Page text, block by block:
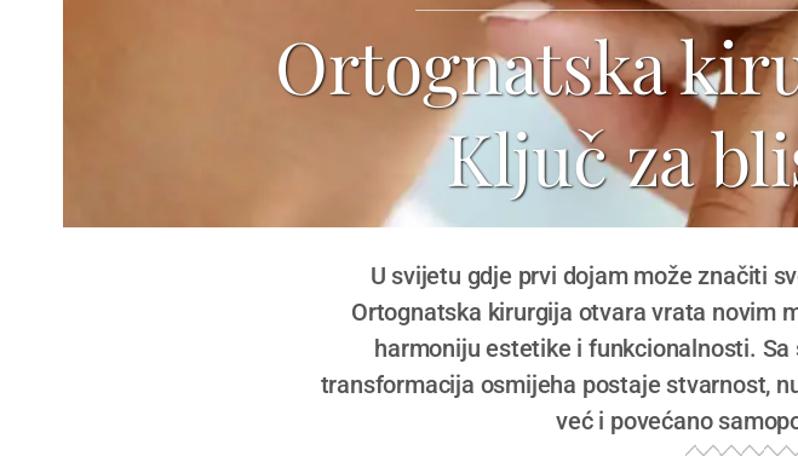
Ortognatska
Ključ za
U svijetu gdje prvi dojam može značiti
Ortognatska kirurgija otvara vrata novim
harmoniju estetike i funkcionalnosti.
transformacija osmijeha postaje stvarnost,
već i povećano